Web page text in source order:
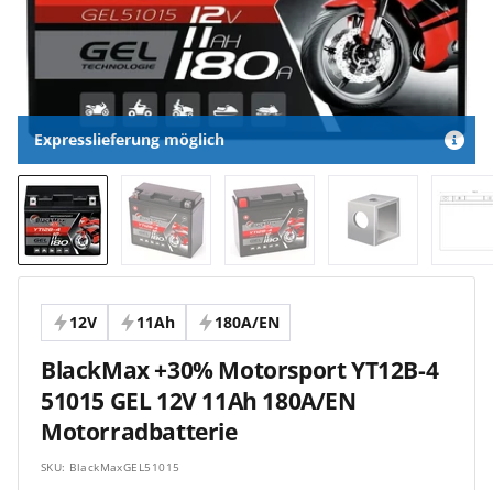
Expresslieferung möglich
12V 11Ah 180A/EN
BlackMax +30% Motorsport YT12B-4
51015 GEL 12V 11Ah 180A/EN
Motorradbatterie
SKU: BlackMaxGEL51015